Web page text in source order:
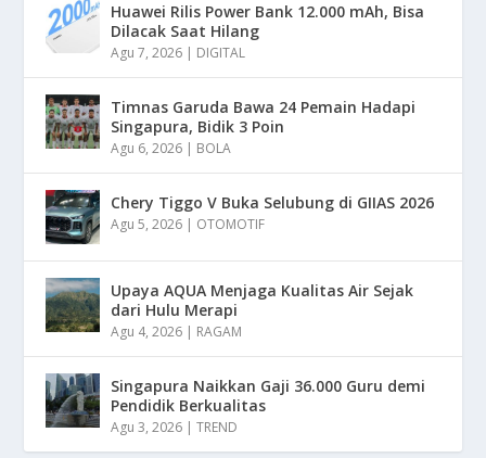
Huawei Rilis Power Bank 12.000 mAh, Bisa
Dilacak Saat Hilang
Agu 7, 2026 | DIGITAL
Timnas Garuda Bawa 24 Pemain Hadapi
Singapura, Bidik 3 Poin
Agu 6, 2026 | BOLA
Chery Tiggo V Buka Selubung di GIIAS 2026
Agu 5, 2026 | OTOMOTIF
Upaya AQUA Menjaga Kualitas Air Sejak
dari Hulu Merapi
Agu 4, 2026 | RAGAM
Singapura Naikkan Gaji 36.000 Guru demi
Pendidik Berkualitas
Agu 3, 2026 |TREND